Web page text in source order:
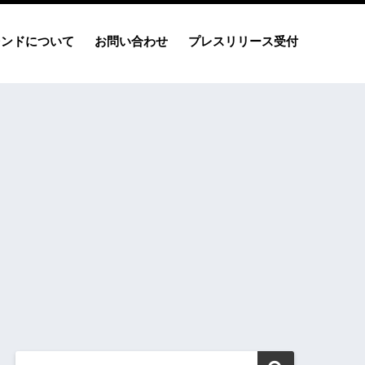
ドについて お問い合わせ プレスリリース受付